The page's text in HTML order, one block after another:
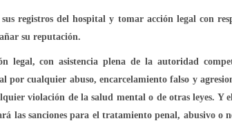
registros del hospital y tomar acción legal con
su reputación.
legal, con asistencia plena de la autoridad
por cualquier abuso, encarcelamiento falso y
violación de la salud mental o de otras leyes. Y
las sanciones para el tratamiento penal, abusivo o